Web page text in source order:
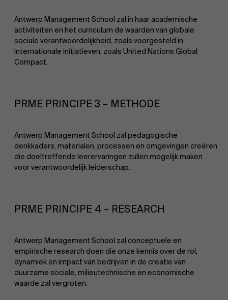
Ontdek onze faculty
Over Antwerp Management School
Duurzaamheid op AMS
Antwerp Management School zal in haar academische
activiteiten en het curriculum de waarden van globale
sociale verantwoordelijkheid, zoals voorgesteld in
internationale initiatieven, zoals United Nations Global
Compact.
PRME PRINCIPE 3 – METHODE
Antwerp Management School zal pedagogische
denkkaders, materialen, processen en omgevingen creëren
die doeltreffende leerervaringen zullen mogelijk maken
voor verantwoordelijk leiderschap.
PRME PRINCIPE 4 – RESEARCH
Antwerp Management School zal conceptuele en
empirische research doen die onze kennis over de rol,
dynamiek en impact van bedrijven in de creatie van
duurzame sociale, milieutechnische en economische
waarde zal vergroten.